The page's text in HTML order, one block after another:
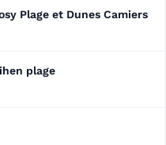
Plage et Dunes Camiers
plage